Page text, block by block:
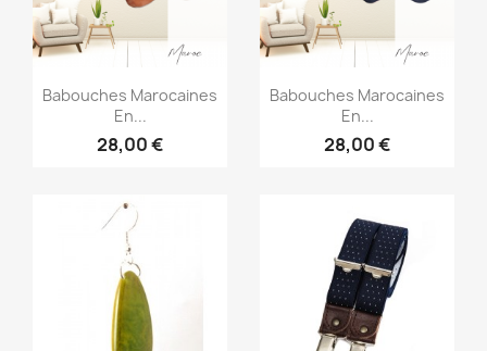
Aperçu rapide
Babouches Marocaines
En...
28,00 €
Aperçu rapide
Babouches Marocaines
En...
28,00 €